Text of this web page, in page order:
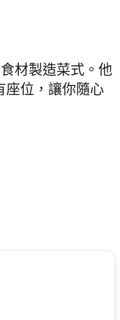
材製造菜式。他
座位，讓你隨心